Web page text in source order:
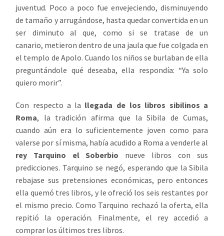
juventud. Poco a poco fue envejeciendo, disminuyendo
de tamaño y arrugándose, hasta quedar convertida en un
ser diminuto al que, como si se tratase de un
canario, metieron dentro de una jaula que fue colgada en
el templo de Apolo. Cuando los niños se burlaban de ella
preguntándole qué deseaba, ella respondía: “Ya solo
quiero morir”.
Con respecto a la llegada de los libros sibilinos a
Roma, la tradición afirma que la Sibila de Cumas,
cuando aún era lo suficientemente joven como para
valerse por sí misma, había acudido a Roma a venderle al
rey Tarquino el Soberbio nueve libros con sus
predicciones. Tarquino se negó, esperando que la Sibila
rebajase sus pretensiones económicas, pero entonces
ella quemó tres libros, y le ofreció los seis restantes por
el mismo precio. Como Tarquino rechazó la oferta, ella
repitió la operación. Finalmente, el rey accedió a
comprar los últimos tres libros.